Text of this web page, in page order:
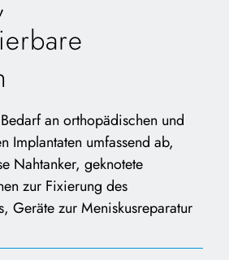
an orthopädischen und
Implantaten umfassend ab,
Nahtanker, geknotete
zur Fixierung des
Geräte zur Meniskusreparatur